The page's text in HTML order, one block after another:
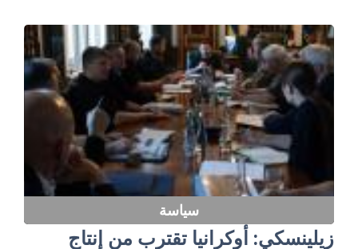
سياسة
زيلينسكي: أوكرانيا تقترب من إنتاج